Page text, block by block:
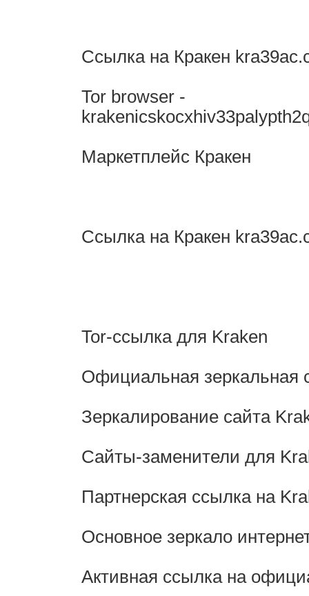
Ссылка на Кракен
Tor browser -
Маркетплейс Кракен
Ссылка на Кракен
Tor-ссылка для Kraken
Официальная зеркальная
Зеркалирование сайта
Сайты-заменители для
Партнерская ссылка на
Основное зеркало
Активная ссылка на